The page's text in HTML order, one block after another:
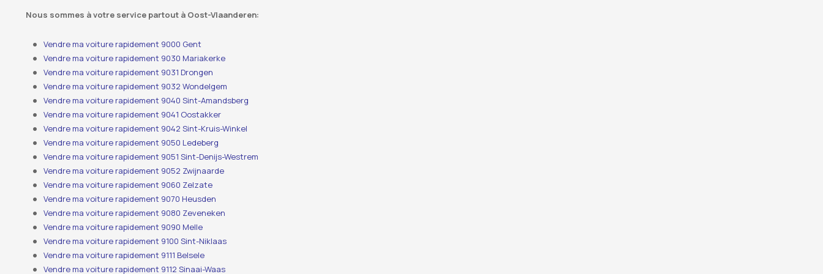
Nous sommes à votre service partout à Oost-Vlaanderen:
Vendre ma voiture rapidement 9000 Gent
Vendre ma voiture rapidement 9030 Mariakerke
Vendre ma voiture rapidement 9031 Drongen
Vendre ma voiture rapidement 9032 Wondelgem
Vendre ma voiture rapidement 9040 Sint-Amandsberg
Vendre ma voiture rapidement 9041 Oostakker
Vendre ma voiture rapidement 9042 Sint-Kruis-Winkel
Vendre ma voiture rapidement 9050 Ledeberg
Vendre ma voiture rapidement 9051 Sint-Denijs-Westrem
Vendre ma voiture rapidement 9052 Zwijnaarde
Vendre ma voiture rapidement 9060 Zelzate
Vendre ma voiture rapidement 9070 Heusden
Vendre ma voiture rapidement 9080 Zeveneken
Vendre ma voiture rapidement 9090 Melle
Vendre ma voiture rapidement 9100 Sint-Niklaas
Vendre ma voiture rapidement 9111 Belsele
Vendre ma voiture rapidement 9112 Sinaai-Waas